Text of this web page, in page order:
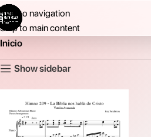
Skip to navigation
Skip to main content
Inicio
Show sidebar